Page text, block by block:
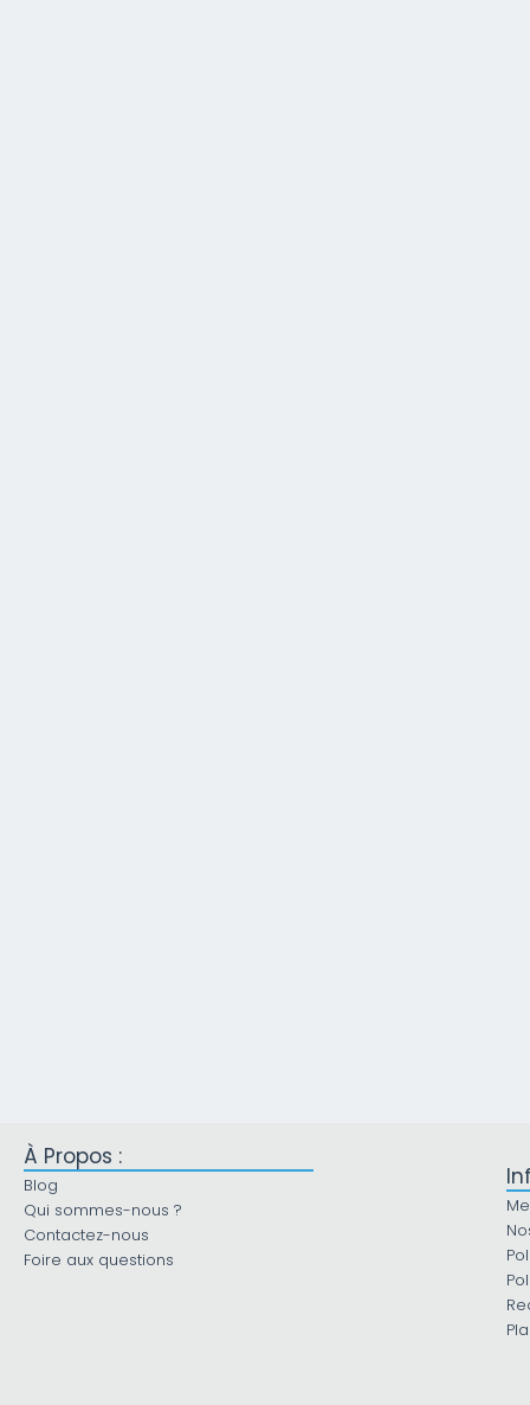
À Propos :
Blog
Qui sommes-nous ?
Contactez-nous
Foire aux questions